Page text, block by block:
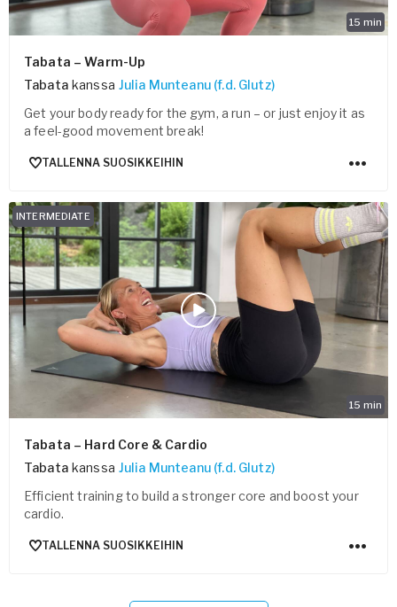
15 min
Tabata – Warm-Up
Tabata kanssa Julia Munteanu (f.d. Glutz)
Get your body ready for the gym, a run – or just enjoy it as
a feel-good movement break!
TALLENNA SUOSIKKEIHIN
15 min
INTERMEDIATE
Tabata – Hard Core & Cardio
Tabata kanssa Julia Munteanu (f.d. Glutz)
Efficient training to build a stronger core and boost your
cardio.
TALLENNA SUOSIKKEIHIN